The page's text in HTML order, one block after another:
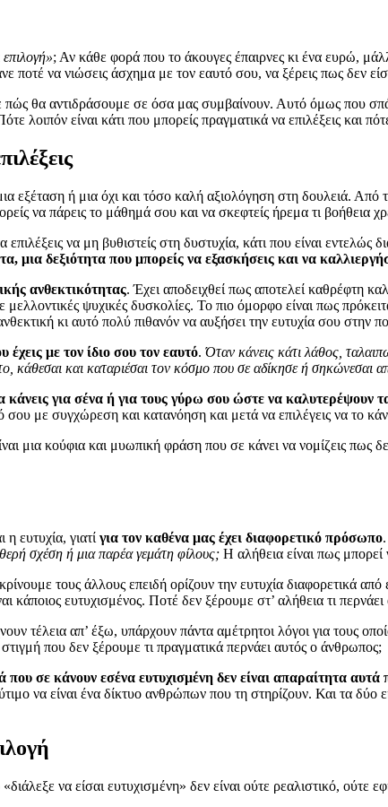
επιλογή»; Αν κάθε φορά που το άκουγες έπαιρνες κι ένα ευρώ,
ποτέ να νιώσεις άσχημα με τον εαυτό σου, να ξέρεις πως δεν
θα αντιδράσουμε σε όσα μας συμβαίνουν. Αυτό όμως που
λοιπόν είναι κάτι που μπορείς πραγματικά να επιλέξεις και
ή μια όχι και τόσο καλή αξιολόγηση στη δουλειά. Από
να πάρεις το μάθημά σου και να σκεφτείς ήρεμα τι βοήθεια
να μη βυθιστείς στη δυστυχία, κάτι που είναι εντελώς
μια δεξιότητα που μπορείς να εξασκήσεις και να
ανθεκτικότητας. Έχει αποδειχθεί πως αποτελεί καθρέφτη
ψυχικές δυσκολίες. Το πιο όμορφο είναι πως
κι αυτό πολύ πιθανόν να αυξήσει την ευτυχία σου στην
με τον ίδιο σου τον εαυτό. Όταν κάνεις κάτι λάθος,
κάθεσαι και καταριέσαι τον κόσμο που σε αδίκησε ή σηκώνεσαι
για σένα ή για τους γύρω σου ώστε να καλυτερέψουν
σου με συγχώρεση και κατανόηση και μετά να επιλέγεις να το
μια κούφια και μυωπική φράση που σε κάνει να νομίζεις πως
η ευτυχία, γιατί για τον καθένα μας έχει διαφορετικό πρόσωπο.
σχέση ή μια παρέα γεμάτη φίλους; Η αλήθεια είναι πως μπορεί
τους άλλους επειδή ορίζουν την ευτυχία διαφορετικά
κάποιος ευτυχισμένος. Ποτέ δεν ξέρουμε στ’ αλήθεια τι
τέλεια απ’ έξω, υπάρχουν πάντα αμέτρητοι λόγοι για τους
στιγμή που δεν ξέρουμε τι πραγματικά περνάει αυτός ο άνθρωπος;
που σε κάνουν εσένα ευτυχισμένη δεν είναι απαραίτητα αυτά
να είναι ένα δίκτυο ανθρώπων που τη στηρίζουν. Και τα
να είσαι ευτυχισμένη» δεν είναι ούτε ρεαλιστικό, ούτε